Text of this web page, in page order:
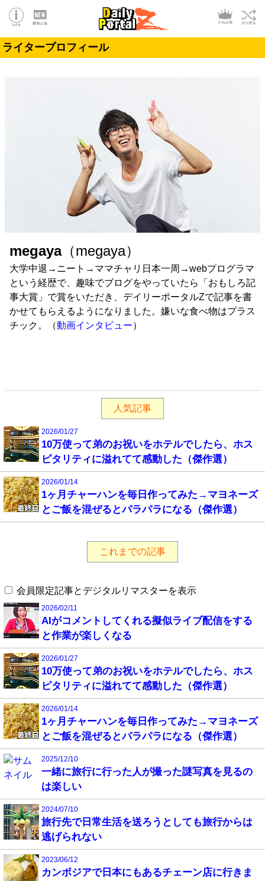
ライタープロフィール
megaya（megaya）
大学中退→ニート→ママチャリ日本一周→webプログラマ
という経歴で、趣味でブログをやっていたら「おもしろ記
事大賞」で賞をいただき、デイリーポータルZで記事を書
かせてもらえるようになりました。嫌いな食べ物はプラス
チック。（動画インタビュー）
人気記事
2026/01/27
10万使って弟のお祝いをホテルでしたら、ホス
ピタリティに溢れてて感動した（傑作選）
2026/01/14
1ヶ月チャーハンを毎日作ってみた→マヨネーズ
とご飯を混ぜるとパラパラになる（傑作選）
これまでの記事
会員限定記事とデジタルリマスターを表示
2026/02/11
AIがコメントしてくれる擬似ライブ配信をする
と作業が楽しくなる
2026/01/27
10万使って弟のお祝いをホテルでしたら、ホス
ピタリティに溢れてて感動した（傑作選）
2026/01/14
1ヶ月チャーハンを毎日作ってみた→マヨネーズ
とご飯を混ぜるとパラパラになる（傑作選）
2025/12/10
一緒に旅行に行った人が撮った謎写真を見るの
は楽しい
2024/07/10
旅行先で日常生活を送ろうとしても旅行からは
逃げられない
2023/06/12
カンボジアで日本にもあるチェーン店に行きま